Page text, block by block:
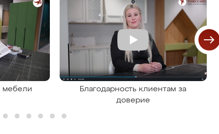
мебели
Благодарность клиентам за
доверие